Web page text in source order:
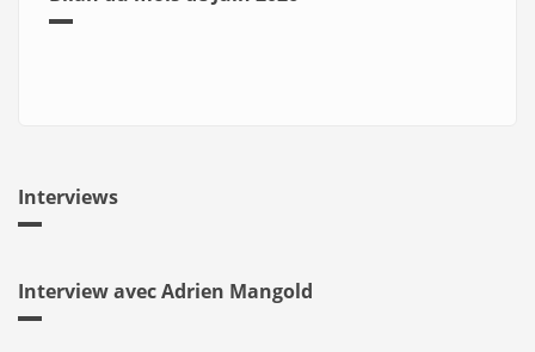
Interviews
Interview avec Adrien Mangold